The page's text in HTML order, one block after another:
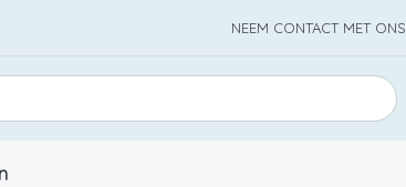
NEEM CONTACT MET